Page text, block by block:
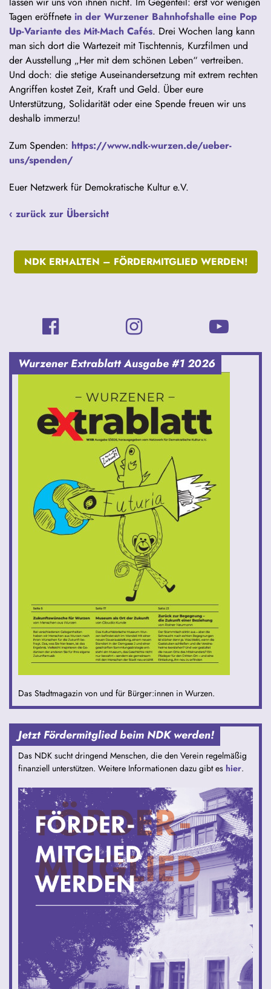
Tagen eröffnete in der Wurzener Bahnhofshalle eine Pop
Up-Variante des Mit-Mach Cafés. Drei Wochen lang kann
man sich dort die Wartezeit mit Tischtennis, Kurzfilmen und
der Ausstellung „Her mit dem schönen Leben“ vertreiben.
Und doch: die stetige Auseinandersetzung mit extrem rechten
Angriffen kostet Zeit, Kraft und Geld. Über eure
Unterstützung, Solidarität oder eine Spende freuen wir uns
deshalb immerzu!
Zum Spenden: https://www.ndk-wurzen.de/ueber-
uns/spenden/
Euer Netzwerk für Demokratische Kultur e.V.
‹ zurück zur Übersicht
NDK ERHALTEN – FÖRDERMITGLIED WERDEN!
Wurzener Extrablatt Ausgabe #1 2026
Das Stadtmagazin von und für Bürger:innen in Wurzen.
Jetzt Fördermitglied beim NDK werden!
Das NDK sucht dringend Menschen, die den Verein regelmäßig
finanziell unterstützen. Weitere Informationen dazu gibt es hier.